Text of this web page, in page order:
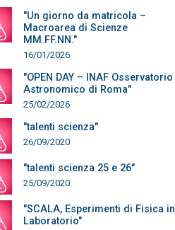
"Un giorno da matricola –
Macroarea di Scienze
MM.FF.NN."
16/01/2026
"OPEN DAY – INAF Osservatorio
Astronomico di Roma"
25/02/2026
"talenti scienza"
26/09/2020
"talenti scienza 25 e 26"
25/09/2020
"SCALA, Esperimenti di Fisica in
Laboratorio"